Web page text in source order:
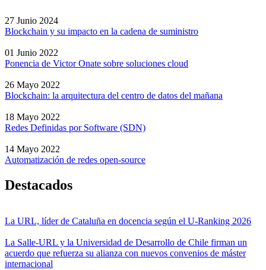
27 Junio 2024
Blockchain y su impacto en la cadena de suministro
01 Junio 2022
Ponencia de Victor Onate sobre soluciones cloud
26 Mayo 2022
Blockchain: la arquitectura del centro de datos del mañana
18 Mayo 2022
Redes Definidas por Software (SDN)
14 Mayo 2022
Automatización de redes open-source
Destacados
La URL, líder de Cataluña en docencia según el U-Ranking 2026
La Salle-URL y la Universidad de Desarrollo de Chile firman un
acuerdo que refuerza su alianza con nuevos convenios de máster
internacional